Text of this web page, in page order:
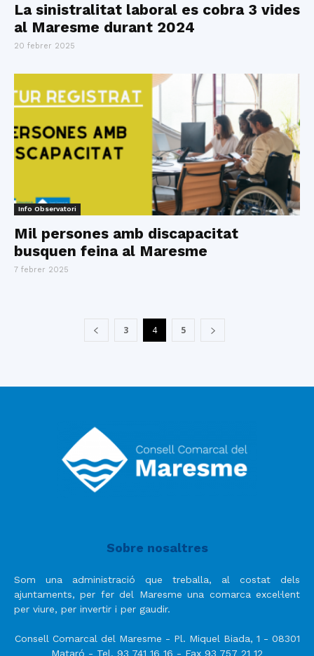
La sinistralitat laboral es cobra 3 vides
al Maresme durant 2024
20 febrer 2025
Info Observatori
Mil persones amb discapacitat
busquen feina al Maresme
7 febrer 2025
3 4 5
Sobre nosaltres
Som una administració que treballa, al costat dels
ajuntaments, per fer del Maresme una comarca excel·lent
per viure, per invertir i per gaudir.
Consell Comarcal del Maresme - Pl. Miquel Biada, 1 - 08301
Mataró - Tel. 93 741 16 16 - Fax 93 757 21 12